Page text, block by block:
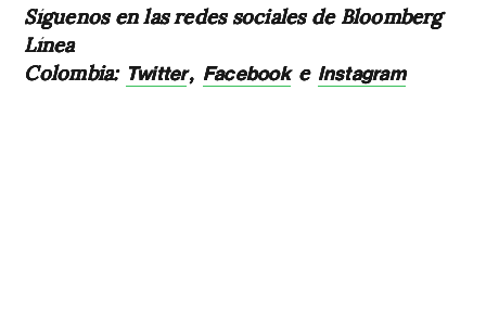
Síguenos en las redes sociales de Bloomberg
Línea
Colombia: Twitter, Facebooke Instagram